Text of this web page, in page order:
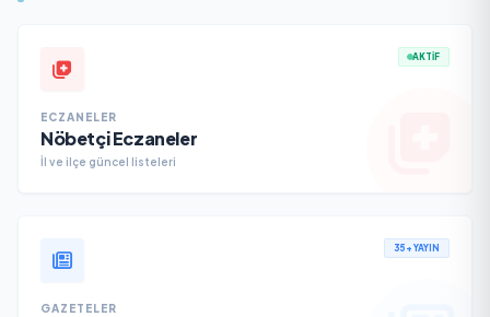
AKTİF
ECZANELER
Nöbetçi Eczaneler
İl ve ilçe güncel listeleri
35+ YAYIN
GAZETELER